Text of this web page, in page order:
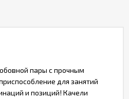
пары с прочным
для занятий
и позиций! Качели